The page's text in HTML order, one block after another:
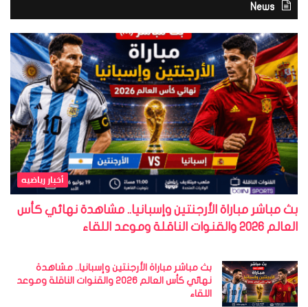
News
أخبار رياضيه
بث مباشر مباراة الأرجنتين وإسبانيا.. مشاهدة نهائي كأس
العالم 2026 والقنوات الناقلة وموعد اللقاء
بث مباشر مباراة الأرجنتين وإسبانيا.. مشاهدة
نهائي كأس العالم 2026 والقنوات الناقلة وموعد
اللقاء